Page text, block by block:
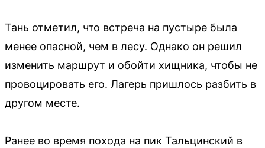
Тань отметил, что встреча на пустыре была
менее опасной, чем в лесу. Однако он решил
изменить маршрут и обойти хищника, чтобы не
провоцировать его. Лагерь пришлось разбить в
другом месте.
Ранее во время похода на пик Тальцинский в